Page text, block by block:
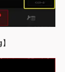
】